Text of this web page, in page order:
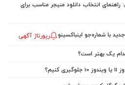
راهنمای انتخاب دانلود منیجر مناسب برای
با شماره‌جو اینباکسینو رپورتاژ آگهی